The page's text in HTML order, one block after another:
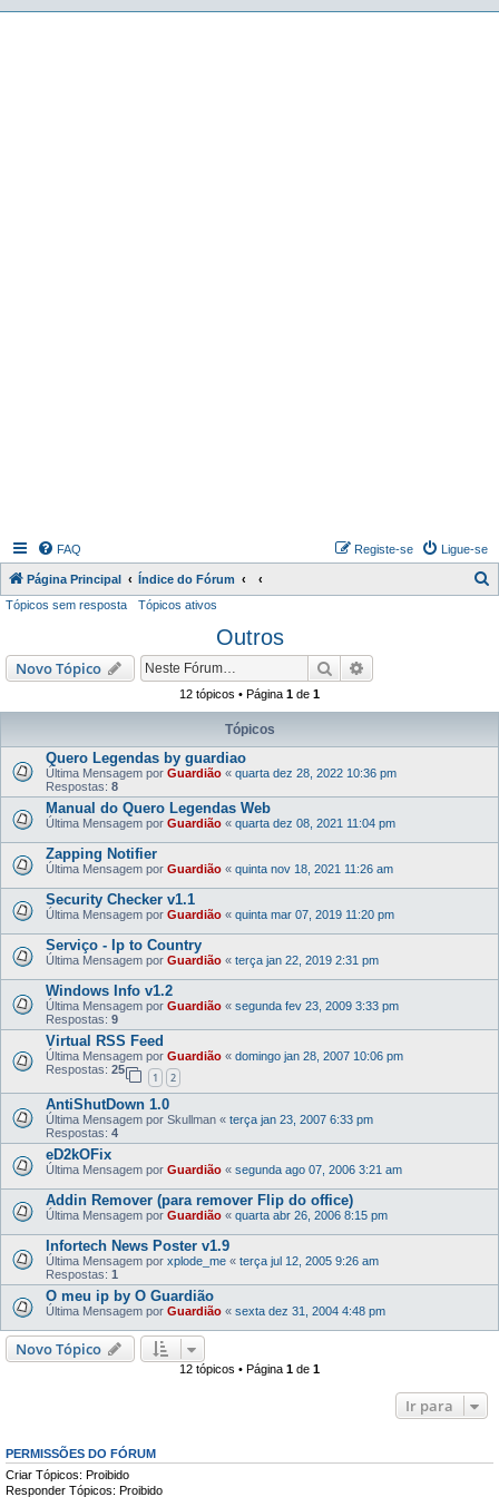
FAQ Ligue-se
Registe-se
Página Principal Índice do Fórum
i
Tópicos sem resposta Tópicos ativos
Outros
Novo Tópico Pesquisar
12 tópicos • Página 1 de 1
Tópicos
Quero Legendas by guardiao
Última Mensagem por Guardião « quarta dez 28, 2022 10:36 pm
Respostas: 8
Manual do Quero Legendas Web
Última Mensagem por Guardião « quarta dez 08, 2021 11:04 pm
Zapping Notifier
Última Mensagem por Guardião « quinta nov 18, 2021 11:26 am
Security Checker v1.1
Última Mensagem por Guardião « quinta mar 07, 2019 11:20 pm
Serviço - Ip to Country
Última Mensagem por Guardião « terça jan 22, 2019 2:31 pm
Windows Info v1.2
Última Mensagem por Guardião « segunda fev 23, 2009 3:33 pm
Respostas: 9
Virtual RSS Feed
Última Mensagem por Guardião « domingo jan 28, 2007 10:06 pm
Respostas: 25
1 2
AntiShutDown 1.0
Última Mensagem por Skullman « terça jan 23, 2007 6:33 pm
Respostas: 4
eD2kOFix
Última Mensagem por Guardião « segunda ago 07, 2006 3:21 am
Addin Remover (para remover Flip do office)
Última Mensagem por Guardião « quarta abr 26, 2006 8:15 pm
Infortech News Poster v1.9
Última Mensagem por xplode_me « terça jul 12, 2005 9:26 am
Respostas: 1
O meu ip by O Guardião
Última Mensagem por Guardião « sexta dez 31, 2004 4:48 pm
Novo Tópico
12 tópicos • Página 1 de 1
Ir para
PERMISSÕES DO FÓRUM
Criar Tópicos: Proibido
Responder Tópicos: Proibido